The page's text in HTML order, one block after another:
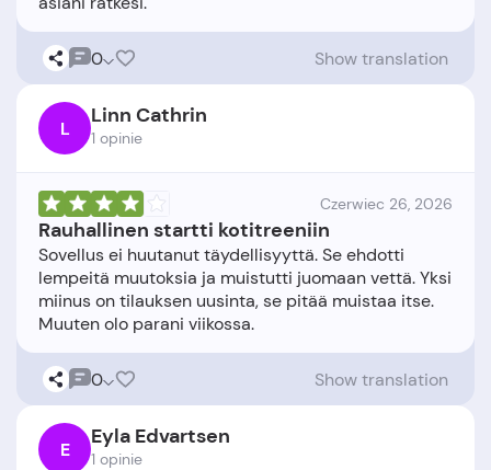
0 Show translation
L Linn Cathrin
1 opinie
Czerwiec 26, 2026
Rauhallinen startti kotitreeniin
Sovellus ei huutanut täydellisyyttä. Se ehdotti
lempeitä muutoksia ja muistutti juomaan vettä. Yksi
miinus on tilauksen uusinta, se pitää muistaa itse.
0 Show translation
E Eyla Edvartsen
1 opinie